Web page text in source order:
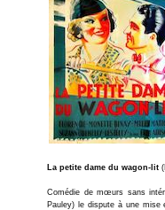
La petite dame du wagon-lit
Comédie de mœurs sans
Pauley) le dispute à une mise